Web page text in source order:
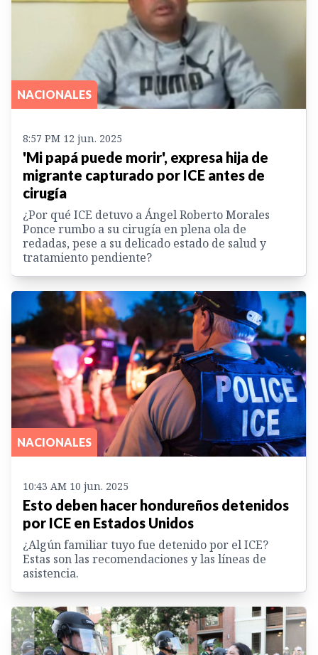
NACIONALES
8:57 PM 12 jun. 2025
'Mi papá puede morir', expresa hija de
migrante capturado por ICE antes de
cirugía
¿Por qué ICE detuvo a Ángel Roberto Morales
Ponce rumbo a su cirugía en plena ola de
redadas, pese a su delicado estado de salud y
tratamiento pendiente?
NACIONALES
10:43 AM 10 jun. 2025
Esto deben hacer hondureños detenidos
por ICE en Estados Unidos
¿Algún familiar tuyo fue detenido por el ICE?
Estas son las recomendaciones y las líneas de
asistencia.